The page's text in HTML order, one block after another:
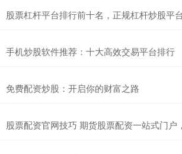
股票杠杆平台排行前十名，正规杠杆炒股平
手机炒股软件推荐：十大高效交易平台排行
免费配资炒股：开启你的财富之路
股票配资官网技巧 期货股票配资一站式门户